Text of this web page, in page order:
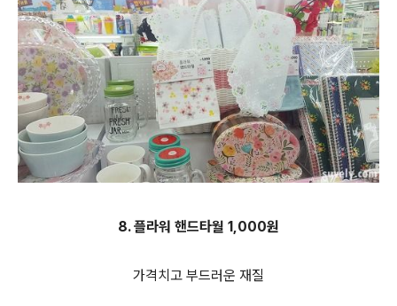
8. 플라워 핸드타월 1,000원
가격치고 부드러운 재질